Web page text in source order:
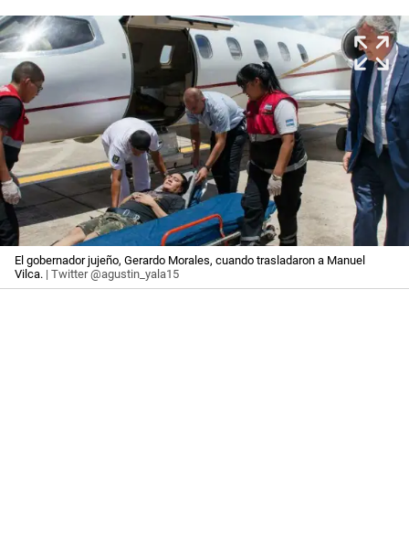
El gobernador jujeño, Gerardo Morales, cuando trasladaron a Manuel
Vilca. | Twitter @agustin_yala15